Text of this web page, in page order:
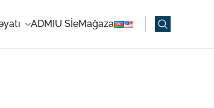
ADMIU SİeMağaza